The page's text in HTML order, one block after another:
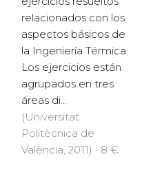
relacionados con los
aspectos básicos de
la Ingeniería Térmica.
Los ejercicios están
agrupados en tres
áreas di...
(Universitat
Politècnica de
València, 2011) · 8 €